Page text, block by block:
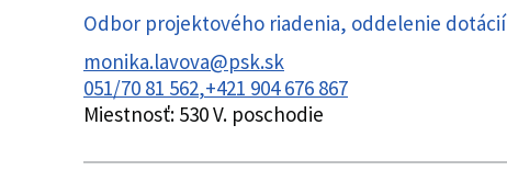
Odbor projektového riadenia, oddelenie dotácií
monika.lavova@psk.sk
051/70 81 562 +421 904 676 867
Miestnosť: 530 V. poschodie